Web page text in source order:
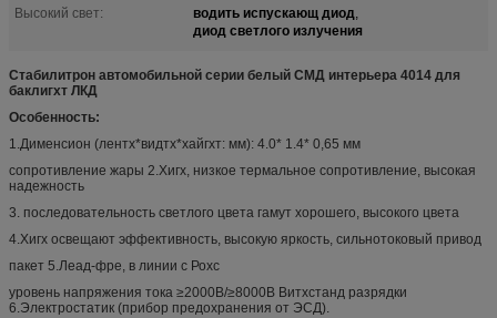
Высокий свет: водить испускающ диод,
диод светлого излучения
Стабилитрон автомобильной серии белый СМД интерьера 4014 для
баклигхт ЛКД
Особенность:
1.Дименсион (лентх*видтх*хайгхт: мм): 4.0* 1.4* 0,65 мм
сопротивление жары 2.Хигх, низкое термальное сопротивление, высокая
надежность
3. последовательность светлого цвета гамут хорошего, высокого цвета
4.Хигх освещают эффективность, высокую яркость, сильнотоковый привод
пакет 5.Леад-фре, в линии с Рохс
уровень напряжения тока ≥2000В/≥8000В Витхстанд разрядки
6.Электростатик (прибор предохранения от ЭСД).